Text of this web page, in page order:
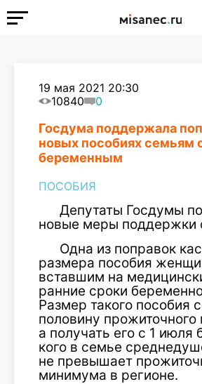
19 мая 2021 20:30
10840
0
Госдума поддержала
новых пособиях семьям
беременным
ПОСОБИЯ
Депутаты Госдумы
новые меры поддержки
Одна из поправок
размера пособия
вставшим на
ранние сроки
Размер такого пособия
половину
а получать его с 1 июля
кого в семье
не превышает
минимума в регионе.